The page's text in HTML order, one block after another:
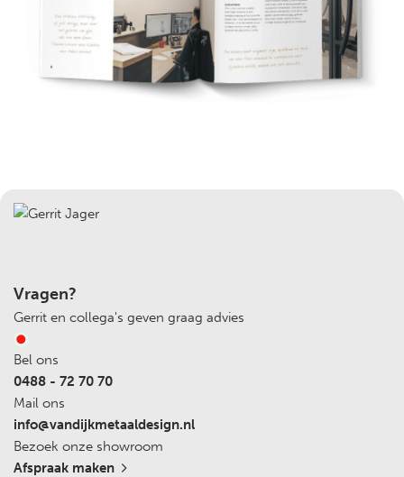
Vragen?
Gerrit en collega's geven graag advies
Bel ons
0488 - 72 70 70
Mail ons
info@vandijkmetaaldesign.nl
Bezoek onze showroom
Afspraak maken